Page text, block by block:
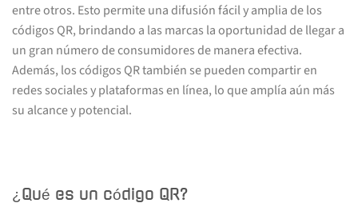
entre otros. Esto permite una difusión fácil y amplia de los
códigos QR, brindando a las marcas la oportunidad de llegar a
un gran número de consumidores de manera efectiva.
Además, los códigos QR también se pueden compartir en
redes sociales y plataformas en línea, lo que amplía aún más
su alcance y potencial.
¿Qué es un código QR?